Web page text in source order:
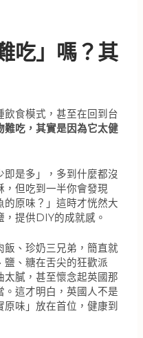
吃」嗎？其
食模式，甚至在回到台
難吃，其實是因為它太健
是多」，多到什麼都沒
，但吃到一半你會發現
原味？」這時才恍然大
提供DIY的成就感。
飯、珍奶三兄弟，簡直就
鹽、糖在舌尖的狂歡派
膩，甚至懷念起英國那
這才明白，英國人不是
味」放在首位，健康到